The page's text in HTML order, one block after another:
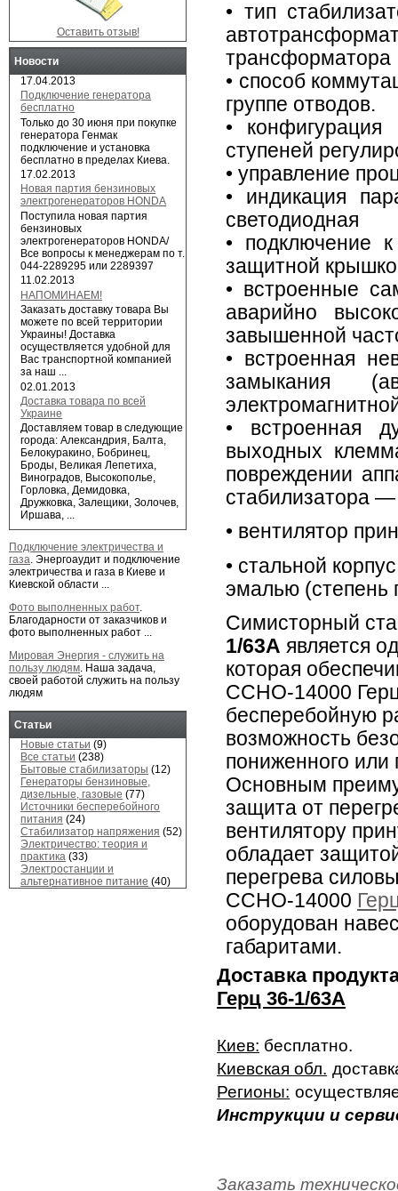
• тип
трансформатора
• способ
группе отводов.
•
ступеней
• управление
• индикация
светодиодная
• подключение
защитной
• встроенные
аварийно
завышенной
• встроенная
замыкания
• встроенная
выходных
повреждении
стабилизатора
• вентилятор
• стальной
эмалью (cтепень
Симисторный
1/63А является
которая
ССНО-14000 Герц
бесперебойную
возможность
пониженного или
Основным
защита от
вентилятору
обладает
перегрева
ССНО-14000
оборудован
габаритами.
Доставка
Герц 36-1/63А
Киев: бесплатно.
Киевская обл.
Регионы:
Инструкции и
Заказать
Оставить отзыв!
Новости
17.04.2013
Подключение генератора
бесплатно
Только до 30 июня при покупке
генератора Генмак
подключение и установка
бесплатно в пределах Киева.
17.02.2013
Новая партия бензиновых
электрогенераторов HONDA
Поступила новая партия
бензиновых
электрогенераторов HONDA/
Все вопросы к менеджерам по т.
044-2289295 или 2289397
11.02.2013
НАПОМИНАЕМ!
Заказать доставку товара Вы
можете по всей территории
Украины! Доставка
осуществляется удобной для
Вас транспортной компанией
за наш ...
02.01.2013
Доставка товара по всей
Украине
Доставляем товар в следующие
города: Александрия, Балта,
Белокуракино, Бобринец,
Броды, Великая Лепетиха,
Виноградов, Высокополье,
Горловка, Демидовка,
Дружковка, Залещики, Золочев,
Иршава, ...
Подключение электричества и
газа. Энергоаудит и подключение
электричества и газа в Киеве и
Киевской области ...
Фото выполненных работ.
Благодарности от заказчиков и
фото выполненных работ ...
Мировая Энергия - служить на
пользу людям. Наша задача,
своей работой служить на пользу
людям
Статьи
Новые статьи (9)
Все статьи (238)
Бытовые стабилизаторы (12)
Генераторы бензиновые,
дизельные, газовые (77)
Источники бесперебойного
питания (24)
Стабилизатор напряжения (52)
Электричество: теория и
практика (33)
Электростанции и
альтернативное питание (40)